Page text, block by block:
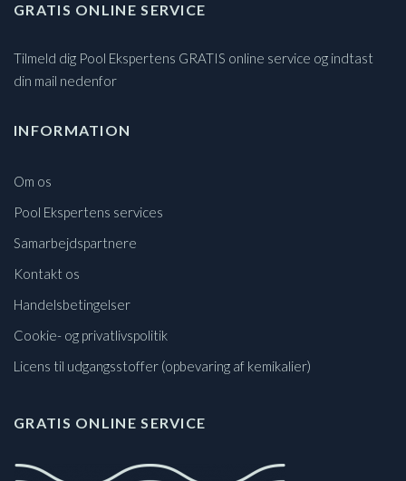
GRATIS ONLINE SERVICE
Tilmeld dig Pool Ekspertens GRATIS online service og indtast
din mail nedenfor
INFORMATION
Om os
Pool Ekspertens services
Samarbejdspartnere
Kontakt os
Handelsbetingelser
Cookie- og privatlivspolitik
Licens til udgangsstoffer (opbevaring af kemikalier)
GRATIS ONLINE SERVICE